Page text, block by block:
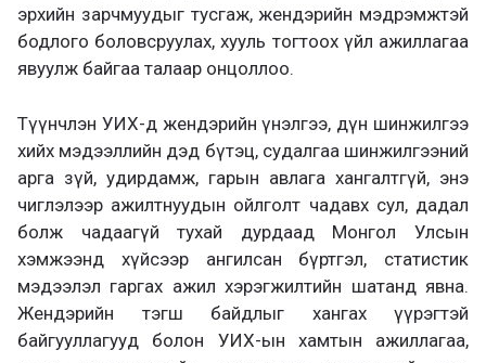
эрхийн зарчмуудыг тусгаж, жендэрийн мэдрэмжтэй
бодлого боловсруулах, хууль тогтоох үйл ажиллагаа
явуулж байгаа талаар онцоллоо.
Түүнчлэн УИХ-д жендэрийн үнэлгээ, дүн шинжилгээ
хийх мэдээллийн дэд бүтэц, судалгаа шинжилгээний
арга зүй, удирдамж, гарын авлага хангалтгүй, энэ
чиглэлээр ажилтнуудын ойлголт чадавх сул, дадал
болж чадаагүй тухай дурдаад Монгол Улсын
хэмжээнд хүйсээр ангилсан бүртгэл, статистик
мэдээлэл гаргах ажил хэрэгжилтийн шатанд явна.
Жендэрийн тэгш байдлыг хангах үүрэгтэй
байгууллагууд болон УИХ-ын хамтын ажиллагаа,